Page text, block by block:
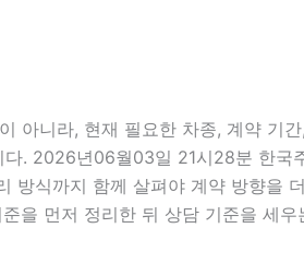
아니라, 현재 필요한 차종, 계약 기
. 2026년06월03일 21시28분 한
식까지 함께 살펴야 계약 방향을
을 먼저 정리한 뒤 상담 기준을 세